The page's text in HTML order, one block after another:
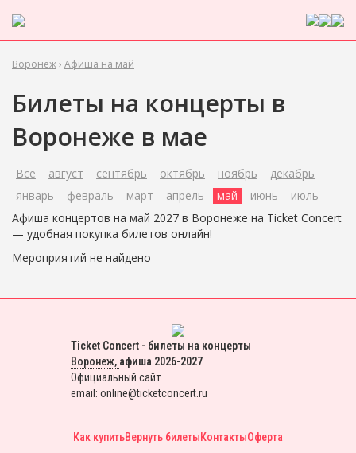
Воронеж› Афиша на май
Билеты на концерты в
Воронеже в мае
Все август сентябрь октябрь ноябрь
декабрь
январь
февраль март апрель май июнь
июль
Афиша концертов на май 2027 в Воронеже на Ticket Concert
— удобная покупка билетов онлайн!
Мероприятий не найдено
Ticket Concert - билеты на концерты
Воронеж, афиша 2026-2027
Официальный сайт
email: online@ticketconcert.ru
Как купитьВернуть билетыКонтактыОферта